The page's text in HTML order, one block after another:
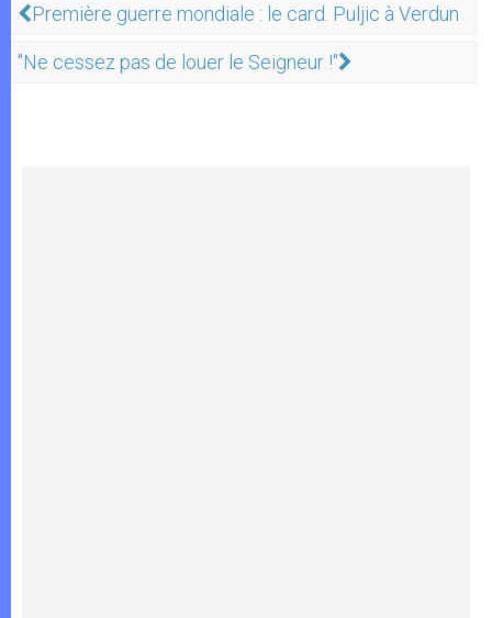
Première guerre mondiale : le card. Puljic à Verdun
"Ne cessez pas de louer le Seigneur !"